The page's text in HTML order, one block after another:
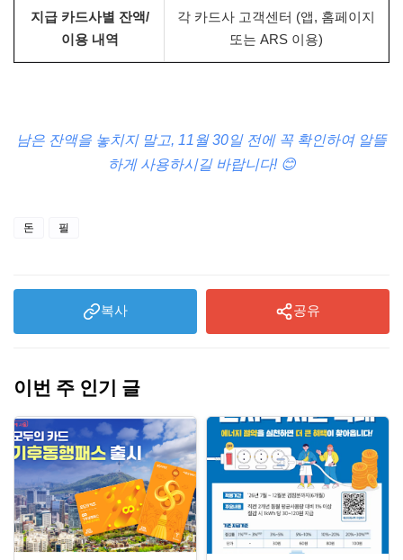
지급 카드사별 잔액/
이용 내역
각 카드사 고객센터 (앱, 홈페이지
또는 ARS 이용)
남은 잔액을 놓치지 말고, 11월 30일 전에 꼭 확인하여 알뜰
하게 사용하시길 바랍니다! 😊
돈 필
복사 공유
이번 주 인기 글